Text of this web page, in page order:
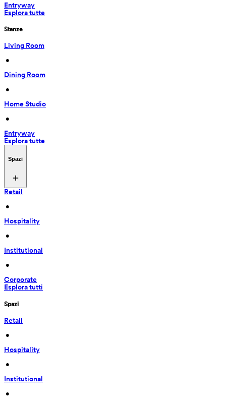
Entryway
Esplora tutte
Stanze
Living Room
•
Dining Room
•
Home Studio
•
Entryway
Esplora tutte
Spazi
Retail
•
Hospitality
•
Institutional
•
Corporate
Esplora tutti
Spazi
Retail
•
Hospitality
•
Institutional
•